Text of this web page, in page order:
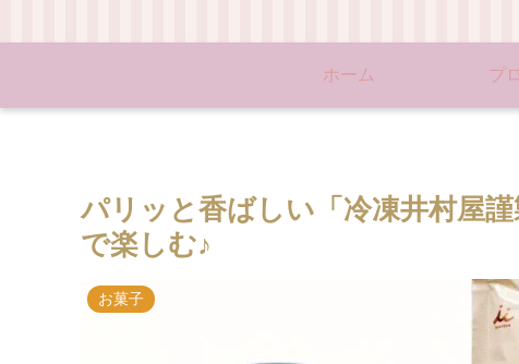
ホーム プ
パリッと香ばしい「冷凍井村屋
で楽しむ♪
お菓子